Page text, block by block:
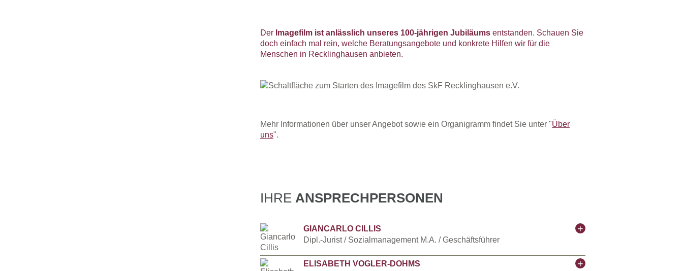
DerImagefilm ist anlässlich unseres 100-jährigen Jubiläumsentstanden. Schauen Sie
doch einfach mal rein, welche Beratungsangebote und konkrete Hilfen wir für die
Menschen in Recklinghausen anbieten.
Mehr Informationen über unser Angebot sowie ein Organigramm findet Sie unter "Über
uns".
IHRE ANSPRECHPERSONEN
GIANCARLO CILLIS
Dipl.-Jurist / Sozialmanagement M.A. / Geschäftsführer
Beschreibung Englisch
ELISABETH VOGLER-DOHMS